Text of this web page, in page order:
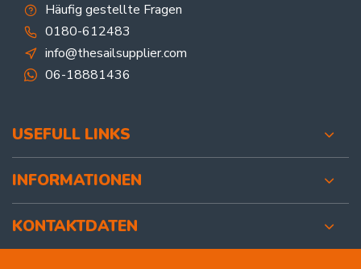
Häufig gestellte Fragen
0180-612483
info@thesailsupplier.com
06-18881436
USEFULL LINKS
INFORMATIONEN
KONTAKTDATEN